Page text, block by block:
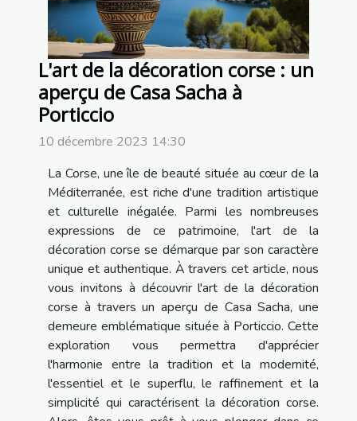
L'art de la décoration corse : un
aperçu de Casa Sacha à
Porticcio
10 décembre 2023 14:30
La Corse, une île de beauté située au cœur de la
Méditerranée, est riche d'une tradition artistique
et culturelle inégalée. Parmi les nombreuses
expressions de ce patrimoine, l'art de la
décoration corse se démarque par son caractère
unique et authentique. À travers cet article, nous
vous invitons à découvrir l'art de la décoration
corse à travers un aperçu de Casa Sacha, une
demeure emblématique située à Porticcio. Cette
exploration vous permettra d'apprécier
l'harmonie entre la tradition et la modernité,
l'essentiel et le superflu, le raffinement et la
simplicité qui caractérisent la décoration corse.